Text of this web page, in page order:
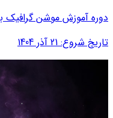
دوره آموزش موشن گرافیک
تاریخ شروع: 21 آذر 1404